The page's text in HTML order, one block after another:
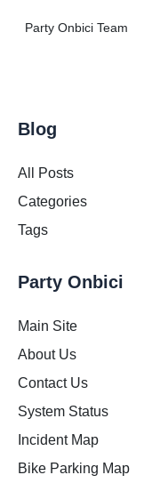
Party Onbici Team
Blog
All Posts
Categories
Tags
Party Onbici
Main Site
About Us
Contact Us
System Status
Incident Map
Bike Parking Map